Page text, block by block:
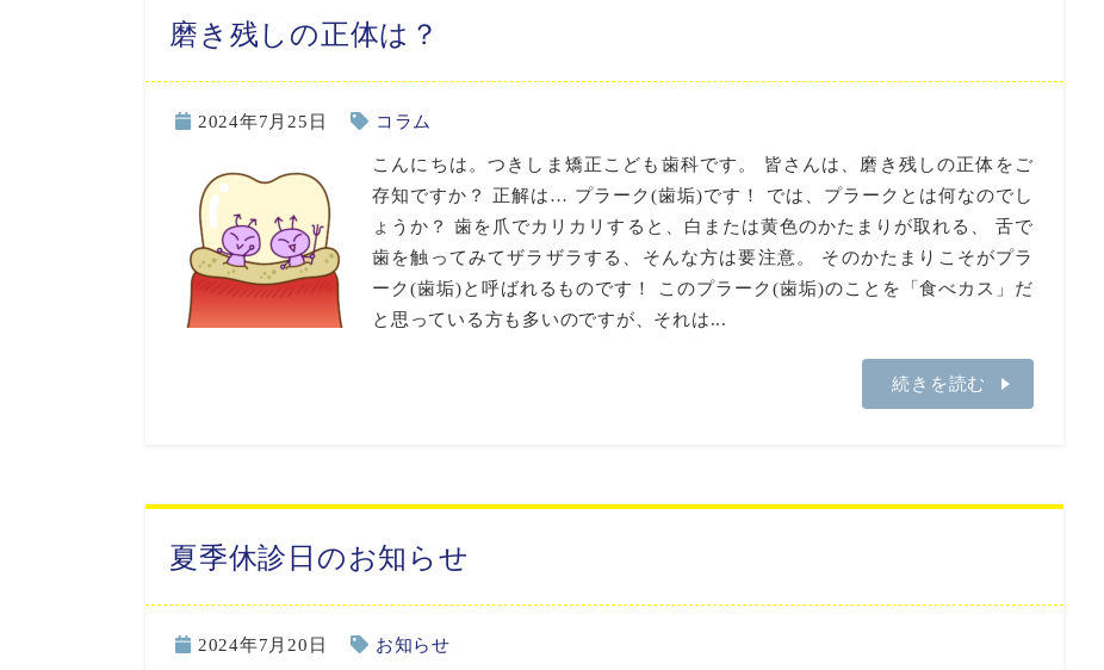
磨き残しの正体は？
2024年7月25日 コラム
こんにちは。つきしま矯正こども歯科です。 皆さんは、磨き残しの正体をご
存知ですか？ 正解は… プラーク(歯垢)です！ では、プラークとは何なのでし
ょうか？ 歯を爪でカリカリすると、白または黄色のかたまりが取れる、 舌で
歯を触ってみてザラザラする、そんな方は要注意。 そのかたまりこそがプラ
ーク(歯垢)と呼ばれるものです！ このプラーク(歯垢)のことを「食べカス」だ
と思っている方も多いのですが、それは...
続きを読む
夏季休診日のお知らせ
2024年7月20日 お知らせ